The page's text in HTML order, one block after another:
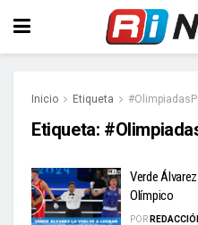
Inicio Etiqueta
Etiqueta:
Verde
Olímpico
POR